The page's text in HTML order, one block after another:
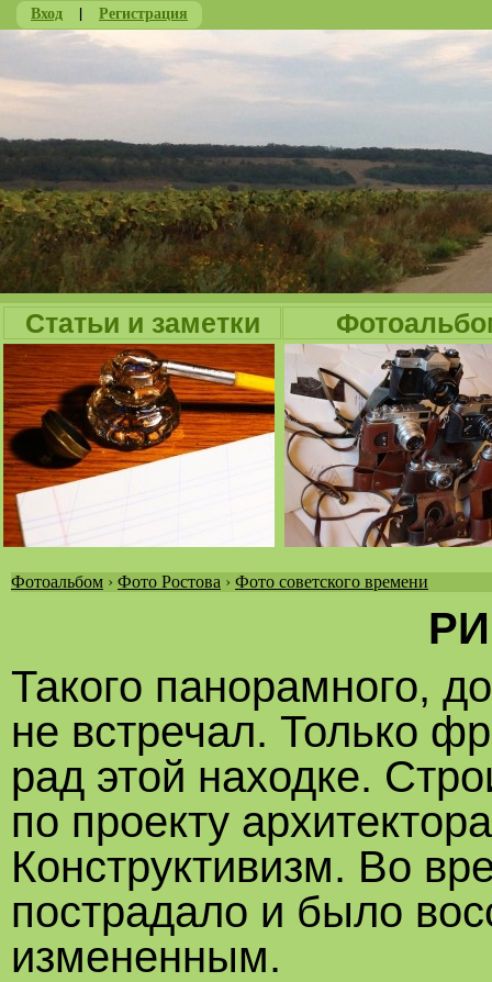
Вход | Регистрация
Статьи и заметки
Фотоальбом › Фото Ростова › Фото советского времени
Такого панорамного,
не встречал. Только
рад этой находке.
по проекту
Конструктивизм. Во
пострадало и было
измененным.